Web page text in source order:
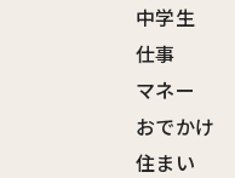
中学生
仕事
マネー
おでかけ
住まい